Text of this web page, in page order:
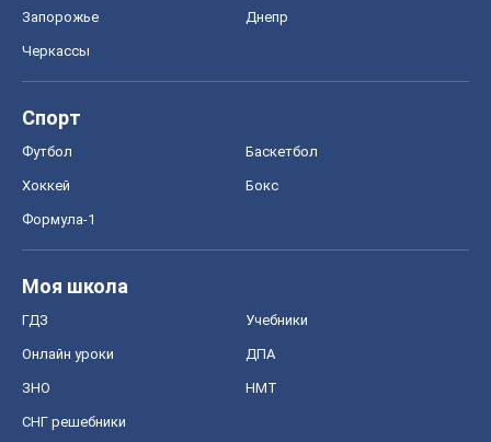
Запорожье Днепр
Черкассы
Спорт
Футбол Баскетбол
Хоккей Бокс
Формула-1
Моя школа
ГДЗ Учебники
Онлайн уроки ДПА
ЗНО НМТ
СНГ решебники